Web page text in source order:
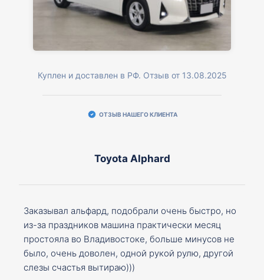
Куплен и доставлен в РФ. Отзыв от 13.08.2025
ОТЗЫВ НАШЕГО КЛИЕНТА
Toyota Alphard
Заказывал альфард, подобрали очень быстро, но
из-за праздников машина практически месяц
простояла во Владивостоке, больше минусов не
было, очень доволен, одной рукой рулю, другой
слезы счастья вытираю)))